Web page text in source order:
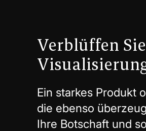
Verblüffen
Ein starkes Produkt
die ebenso
Ihre Botschaft und